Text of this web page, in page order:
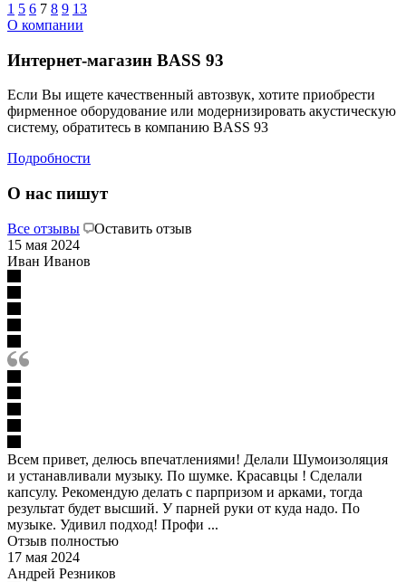
1 5 6 7 8 9 13
О компании
Интернет-магазин BASS 93
Если Вы ищете качественный автозвук, хотите приобрести
фирменное оборудование или модернизировать акустическую
систему, обратитесь в компанию BASS 93
Подробности
О нас пишут
Все отзывы
Оставить отзыв
15 мая 2024
Иван Иванов
Всем привет, делюсь впечатлениями! Делали Шумоизоляция
и устанавливали музыку. По шумке. Красавцы ! Сделали
капсулу. Рекомендую делать с парпризом и арками, тогда
результат будет высший. У парней руки от куда надо. По
музыке. Удивил подход! Профи ...
Отзыв полностью
17 мая 2024
Андрей Резников